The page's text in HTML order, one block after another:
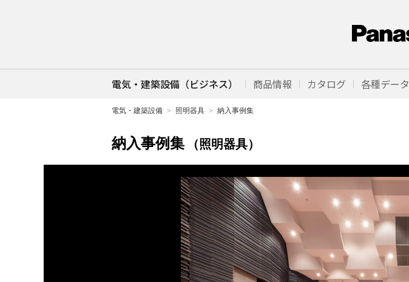
電気・建築設備（ビジネス） 商品情報 カタログ 各種データ
電気・建築設備 照明器具 納入事例集
納入事例集 （照明器具）